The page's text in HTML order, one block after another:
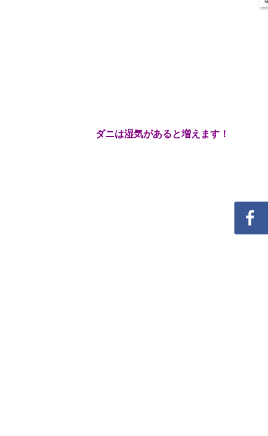
ダニは湿気があると増えます！